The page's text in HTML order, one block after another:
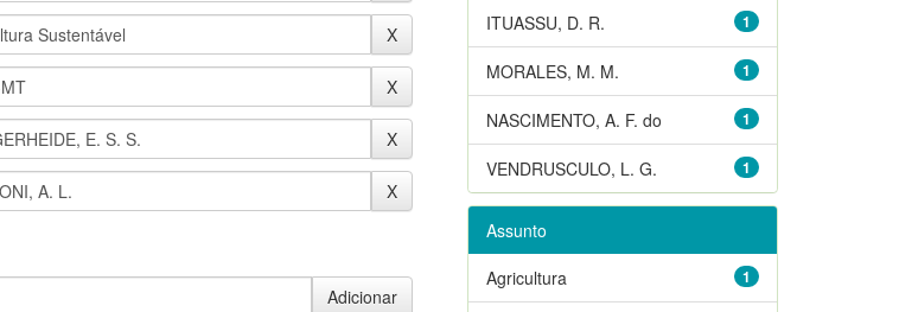
1
ITUASSU, D. R.
1
MORALES, M. M.
1
NASCIMENTO, A. F. do
1
VENDRUSCULO, L. G.
Assunto
1
Agricultura